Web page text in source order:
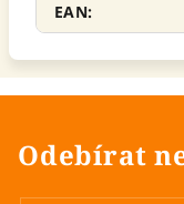
EAN:
Odebírat